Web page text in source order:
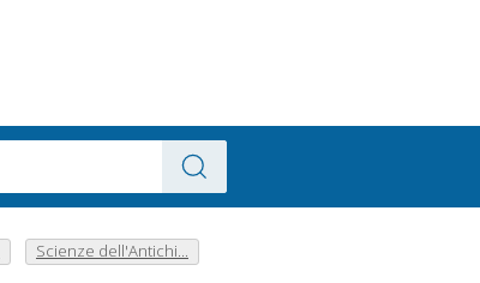
Scienze dell'Antichi...